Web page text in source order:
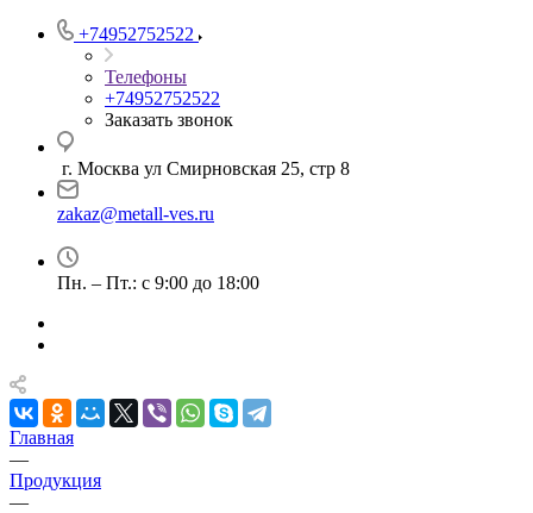
+74952752522
Телефоны
+74952752522
Заказать звонок
г. Москва ул Смирновская 25, стр 8
zakaz@metall-ves.ru
Пн. – Пт.: с 9:00 до 18:00
Главная
—
Продукция
—